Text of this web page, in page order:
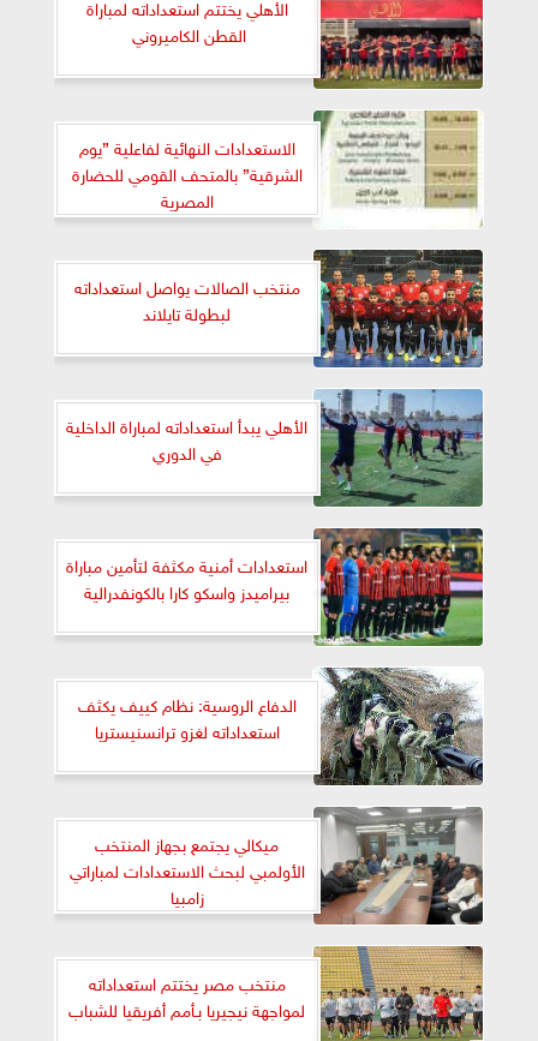
الأهلي يختتم استعداداته لمباراة
القطن الكاميروني ‏
الاستعدادات النهائية لفاعلية ”يوم
الشرقية” بالمتحف القومي للحضارة
المصرية
منتخب الصالات يواصل استعداداته
لبطولة تايلاند
الأهلي يبدأ استعداداته لمباراة الداخلية
في الدوري
استعدادات أمنية مكثفة لتأمين مباراة
بيراميدز واسكو كارا بالكونفدرالية
الدفاع الروسية: نظام كييف يكثف
استعداداته لغزو ترانسنيستريا
ميكالي يجتمع بجهاز المنتخب
الأولمبي لبحث الاستعدادات لمباراتي
زامبيا
منتخب مصر يختتم استعداداته
لمواجهة نيجيريا بـأمم أفريقيا للشباب